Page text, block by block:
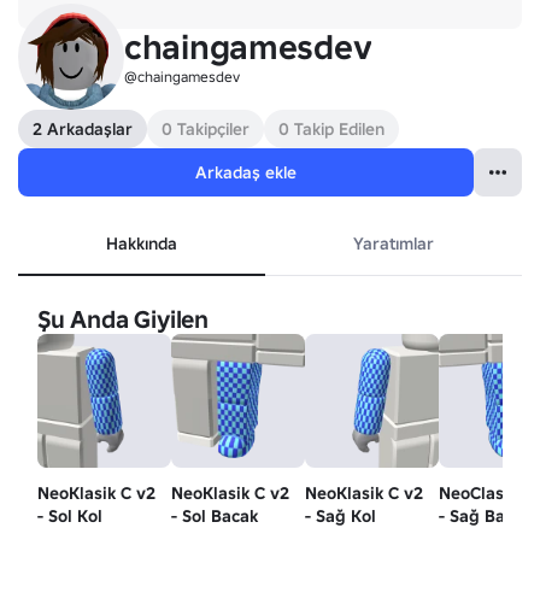
chaingamesdev
@chaingamesdev
2 Arkadaşlar 0 Takipçiler
0 Takip Edilen
Arkadaş ekle
Hakkında Yaratımlar
Şu Anda Giyilen
NeoKlasik C v2
- Sol Kol
NeoKlasik C v2
- Sol Bacak
NeoKlasik C v2
- Sağ Kol
NeoClassic
- Sağ Bacak